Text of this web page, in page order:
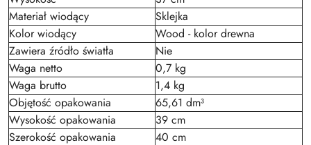
Materiał wiodący
Sklejka
Kolor wiodący
Wood - kolor drewna
Zawiera źródło światła
Nie
Waga netto
0,7 kg
Waga brutto
1,4 kg
Objętość opakowania
65,61 dm³
Wysokość opakowania
39 cm
Szerokość opakowania
40 cm